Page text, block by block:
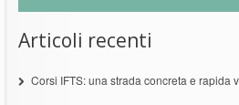
Articoli recenti
Corsi IFTS: una strada concreta e rapida